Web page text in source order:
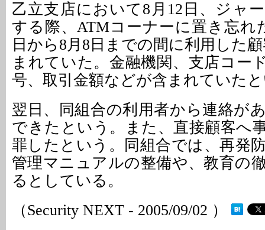
乙立支店において8月12日、ジャ
する際、ATMコーナーに置き忘れ
日から8月8日までの間に利用した
まれていた。金融機関、支店コー
号、取引金額などが含まれていた
翌日、同組合の利用者から連絡が
できたという。また、直接顧客へ
罪したという。同組合では、再発
管理マニュアルの整備や、教育の
るとしている。
（Security NEXT - 2005/09/02 ）